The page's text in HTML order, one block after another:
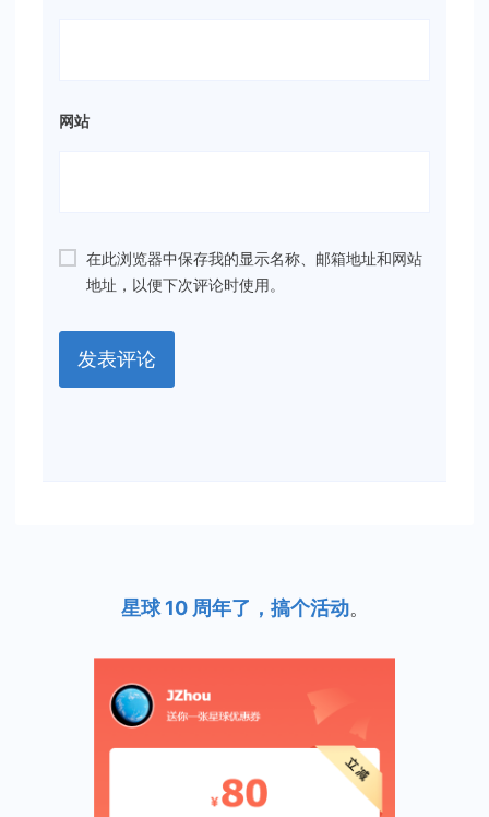
网站
在此浏览器中保存我的显示名称、邮箱地址和网站
地址，以便下次评论时使用。
星球 10 周年了，搞个活动。